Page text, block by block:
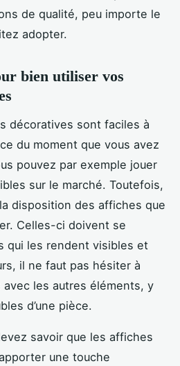
de qualité, peu importe le
adopter.
bien utiliser vos
décoratives sont faciles à
du moment que vous avez
pouvez par exemple jouer
sur le marché. Toutefois,
disposition des affiches que
Celles-ci doivent se
qui les rendent visibles et
il ne faut pas hésiter à
les autres éléments, y
d’une pièce.
savoir que les affiches
une touche